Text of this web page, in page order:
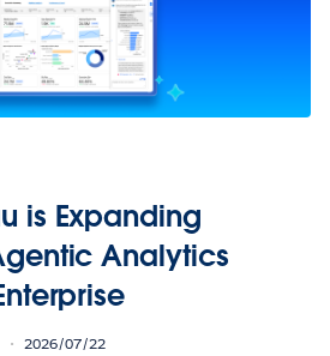
is Expanding
Analytics
2026/07/22